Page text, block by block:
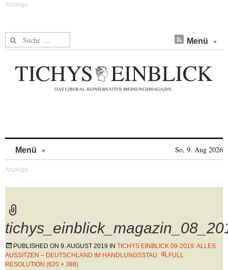
Suche nach: Menü
Menü So, 9. Aug 2026
PUBLISHED ON 9. AUGUST 2019 IN TICHYS EINBLICK 09-2019: ALLES
AUSSITZEN – DEUTSCHLAND IM HANDLUNGSSTAU
FULL
RESOLUTION (620 × 388)